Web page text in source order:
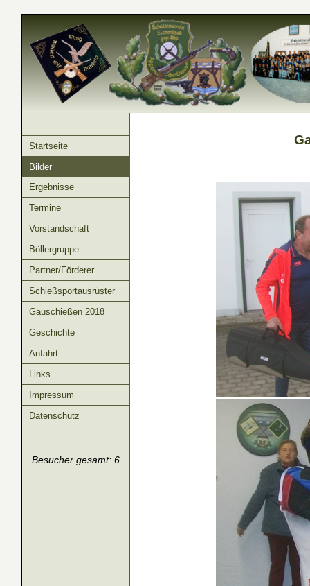
Startseite
Bilder
Ergebnisse
Termine
Vorstandschaft
Böllergruppe
Partner/Förderer
Schießsportausrüster
Gauschießen 2018
Geschichte
Anfahrt
Links
Impressum
Datenschutz
Besucher gesamt: 6